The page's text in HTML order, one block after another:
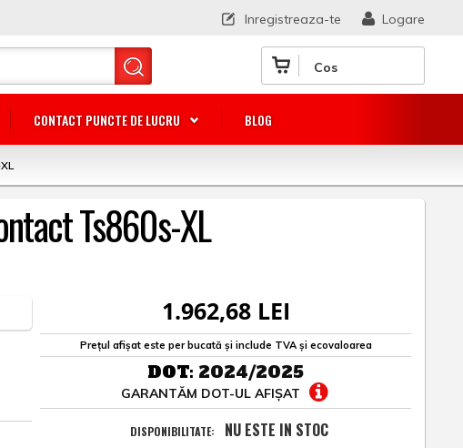
Cos
CONTACT PUNCTE DE LUCRU BLOG
Logare
Inregistreaza-te
Ts860s-XL
1.962,68 LEI
Prețul afișat este per bucată și include TVA și ecovaloarea
DOT: 2024/2025
GARANTĂM DOT-UL AFIȘAT
DISPONIBILITATE: NU ESTE IN STOC